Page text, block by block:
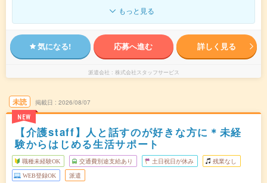
もっと見る
気になる! 応募へ進む 詳しく見る
派遣会社 株式会社スタッフサービス
未読
NEW
掲載日 2026/08/07
【介護staff】人と話すのが好きな方に＊未経
験からはじめる生活サポート
職種未経験OK 交通費別途支給あり 土日祝日が休み 残業なし
WEB登録OK 派遣